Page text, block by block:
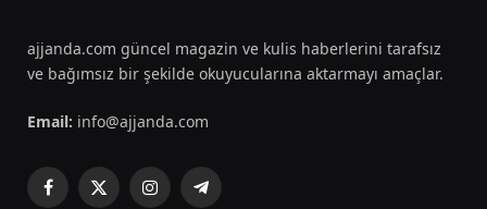
ajjanda.com güncel magazin ve kulis haberlerini tarafsız
ve bağımsız bir şekilde okuyucularına aktarmayı amaçlar.
Email: info@ajjanda.com
Facebook
X
InstagramTelegram